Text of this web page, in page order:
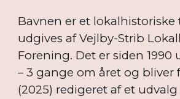
Bavnen er et lokalhistoriske
udgives af Vejlby-Strib
Forening. Det er siden 1990
– 3 gange om året og bliver
(2025) redigeret af et